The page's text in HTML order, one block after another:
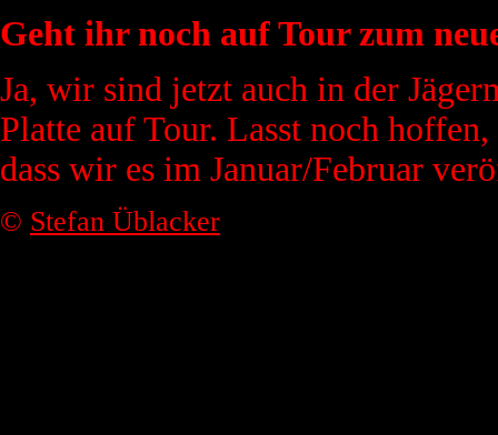
Geht ihr noch auf Tour zum
Ja, wir sind jetzt auch in der
Platte auf Tour. Lasst noch
dass wir es im Januar/Februar
© Stefan Üblacker